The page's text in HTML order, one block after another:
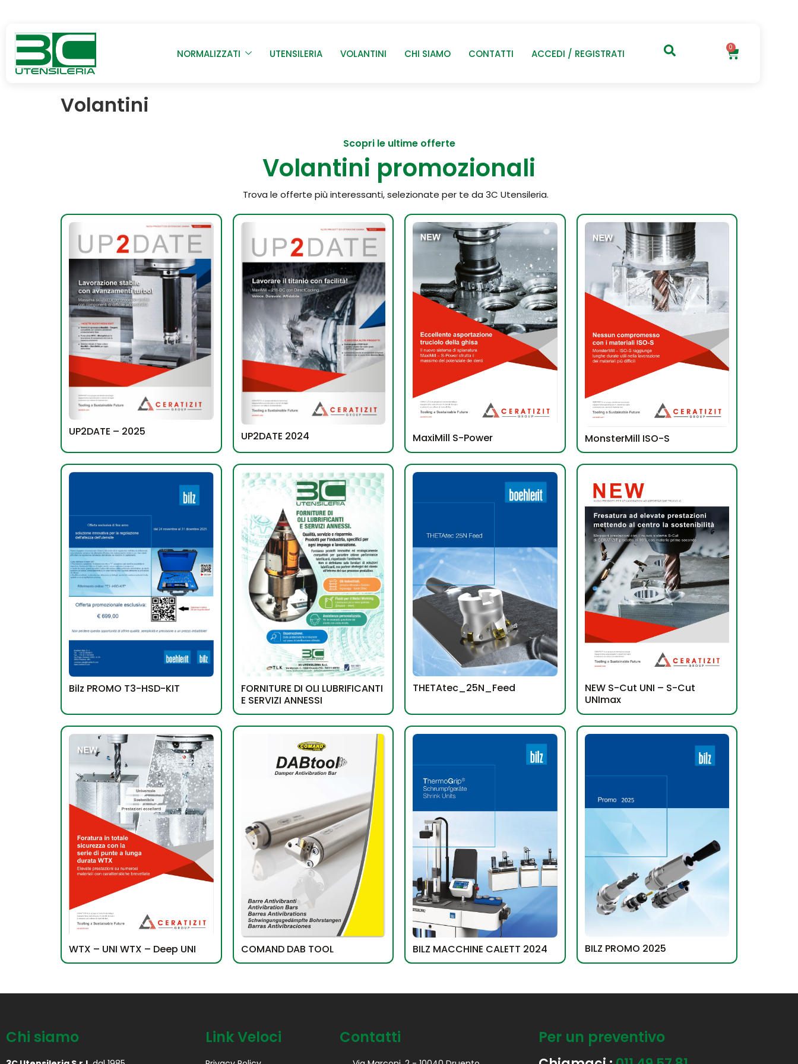
NORMALIZZATI UTENSILERIA VOLANTINI CHI SIAMO CONTATTI ACCEDI / REGISTRATI 0
Volantini
Scopri le ultime offerte
Volantini promozionali
Trova le offerte più interessanti, selezionate per te da 3C Utensileria.
UP2DATE – 2025 UP2DATE 2024 MaxiMill S-Power MonsterMill ISO-S
Bilz PROMO T3-HSD-KIT
FORNITURE DI OLI LUBRIFICANTI
E SERVIZI ANNESSI
THETAtec_25N_Feed
NEW S-Cut UNI – S-Cut
UNImax
WTX – UNI WTX – Deep UNI COMAND DAB TOOL BILZ MACCHINE CALETT 2024 BILZ PROMO 2025
Chi siamo Link Veloci Contatti Per un preventivo